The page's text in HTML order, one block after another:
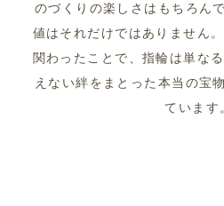
のづくりの楽しさはもちろん
値はそれだけではありません。
関わったことで、指輪は単な
えない絆をまとった本当の宝
ています